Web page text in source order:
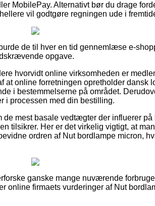
MobilePay. Alternativt bør du drage
vil godtgøre regningen ude i
de til hver en tid gennemlæse e-
opgave.
hvorvidt online virksomheden er
at online forretningen opretholder dansk
i bestemmelserne på området.
i processen med din bestilling.
de mest basale vedtægter der influerer
tilsikrer. Her er det virkelig vigtigt, at
ordren af Nut bordlampe micron,
ganske mange nuværende
online firmaets vurderinger af Nut